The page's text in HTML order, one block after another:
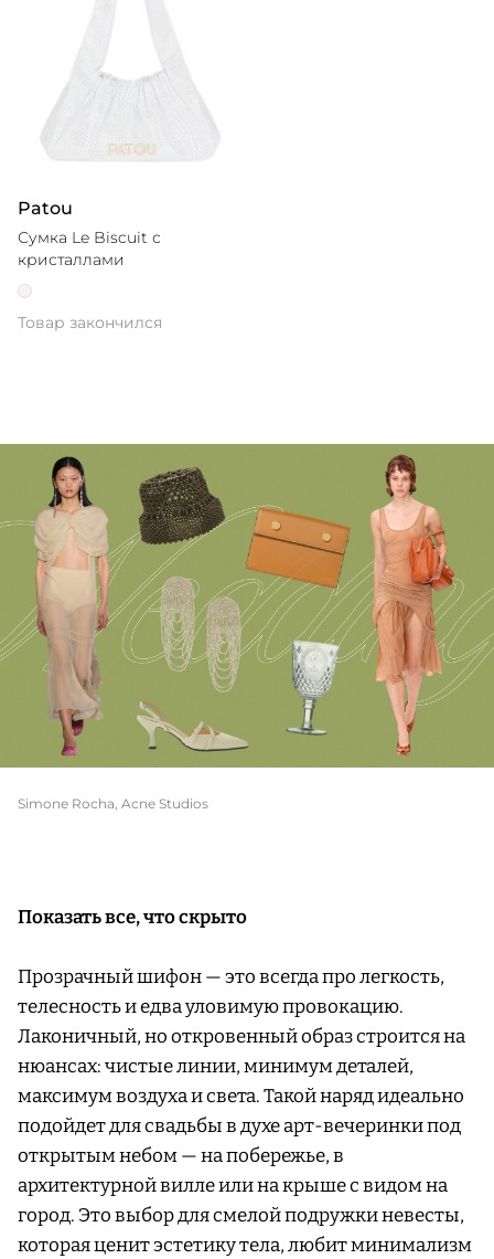
Patou
Сумка Le Biscuit с
кристаллами
Товар закончился
Simone Rocha, Acne Studios
Показать все, что скрыто
Прозрачный шифон — это всегда про легкость,
телесность и едва уловимую провокацию.
Лаконичный, но откровенный образ строится на
нюансах: чистые линии, минимум деталей,
максимум воздуха и света. Такой наряд идеально
подойдет для свадьбы в духе арт-вечеринки под
открытым небом — на побережье, в
архитектурной вилле или на крыше с видом на
город. Это выбор для смелой подружки невесты,
которая ценит эстетику тела, любит минимализм